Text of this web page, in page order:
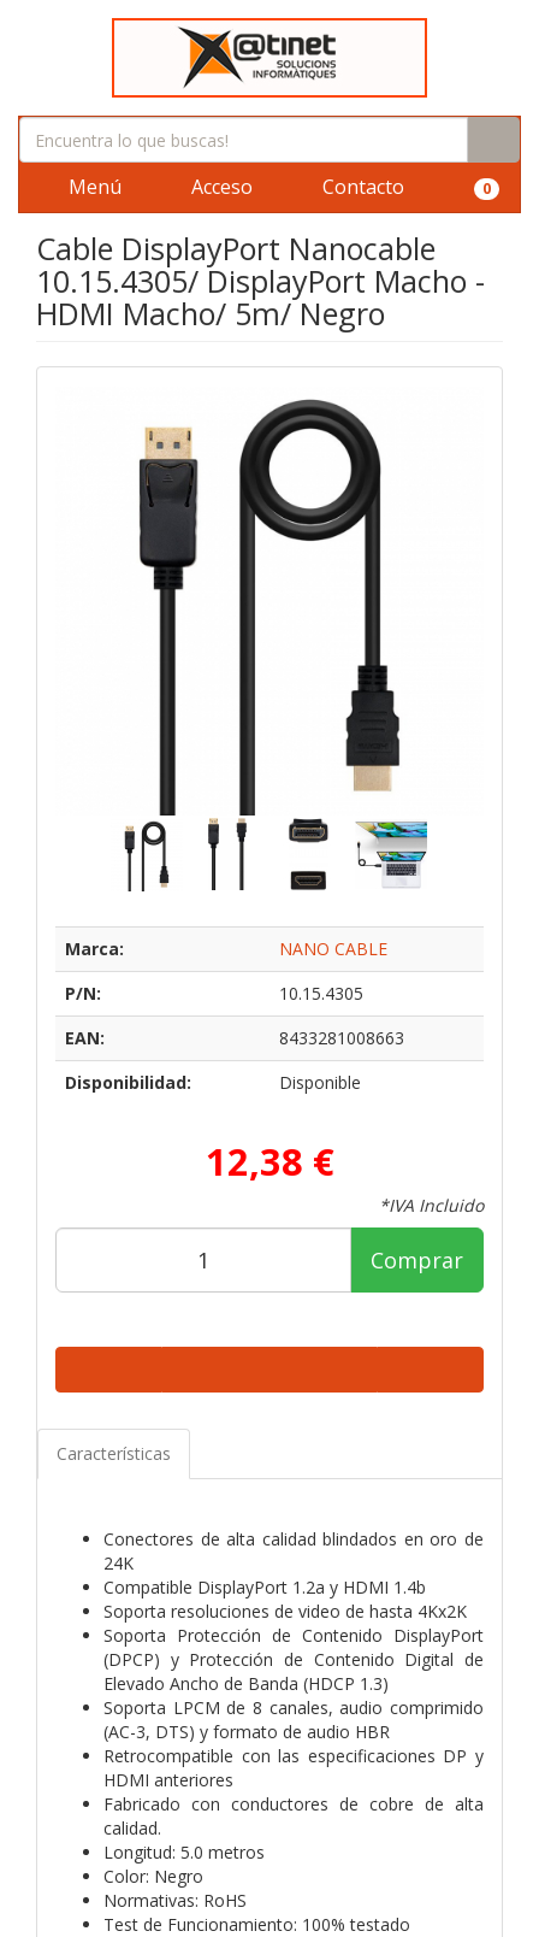
Menú Acceso Contacto 0
Cable DisplayPort Nanocable
10.15.4305/ DisplayPort Macho -
HDMI Macho/ 5m/ Negro
Marca:
NANO CABLE
P/N:
10.15.4305
EAN:
8433281008663
Disponibilidad:
Disponible
12,38 €
*IVA Incluido
Comprar
Características
Conectores de alta calidad blindados en oro de
24K
Compatible DisplayPort 1.2a y HDMI 1.4b
Soporta resoluciones de video de hasta 4Kx2K
Soporta Protección de Contenido DisplayPort
(DPCP) y Protección de Contenido Digital de
Elevado Ancho de Banda (HDCP 1.3)
Soporta LPCM de 8 canales, audio comprimido
(AC-3, DTS) y formato de audio HBR
Retrocompatible con las especificaciones DP y
HDMI anteriores
Fabricado con conductores de cobre de alta
calidad.
Longitud: 5.0 metros
Color: Negro
Normativas: RoHS
Test de Funcionamiento: 100% testado